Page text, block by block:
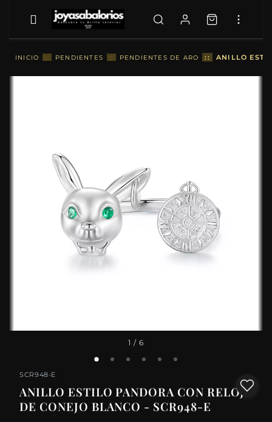
INICIO :: PENDIENTES :: PENDIENTES DE ARO :: ANILLO
1 / 6
SCR948-E
ANILLO ESTILO PANDORA CON RELOJ
DE CONEJO BLANCO - SCR948-E